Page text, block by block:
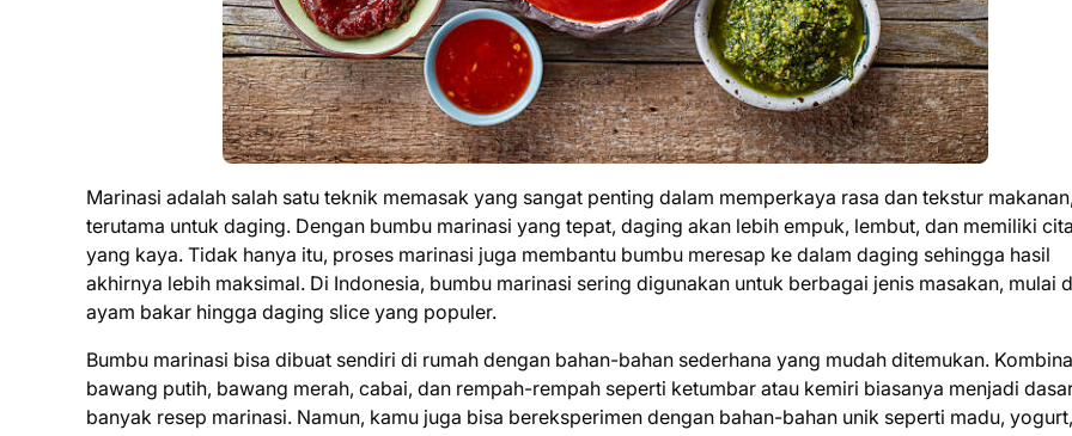
Marinasi adalah salah satu teknik memasak yang sangat penting dalam memperkaya rasa dan tekstur makanan,
terutama untuk daging. Dengan bumbu marinasi yang tepat, daging akan lebih empuk, lembut, dan memiliki
yang kaya. Tidak hanya itu, proses marinasi juga membantu bumbu meresap ke dalam daging sehingga hasil
akhirnya lebih maksimal. Di Indonesia, bumbu marinasi sering digunakan untuk berbagai jenis masakan, mulai
ayam bakar hingga daging slice yang populer.
Bumbu marinasi bisa dibuat sendiri di rumah dengan bahan-bahan sederhana yang mudah ditemukan.
bawang putih, bawang merah, cabai, dan rempah-rempah seperti ketumbar atau kemiri biasanya menjadi
banyak resep marinasi. Namun, kamu juga bisa bereksperimen dengan bahan-bahan unik seperti madu,